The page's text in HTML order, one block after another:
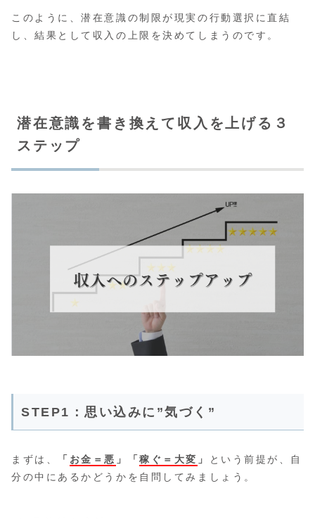
このように、潜在意識の制限が現実の行動選択に直結
し、結果として収入の上限を決めてしまうのです。
潜在意識を書き換えて収入を上げる３
ステップ
STEP1：思い込みに”気づく”
まずは、 「 お金＝悪 」「稼ぐ＝大変 」
という前提が、自
分の中にあるかどうかを自問してみましょう。